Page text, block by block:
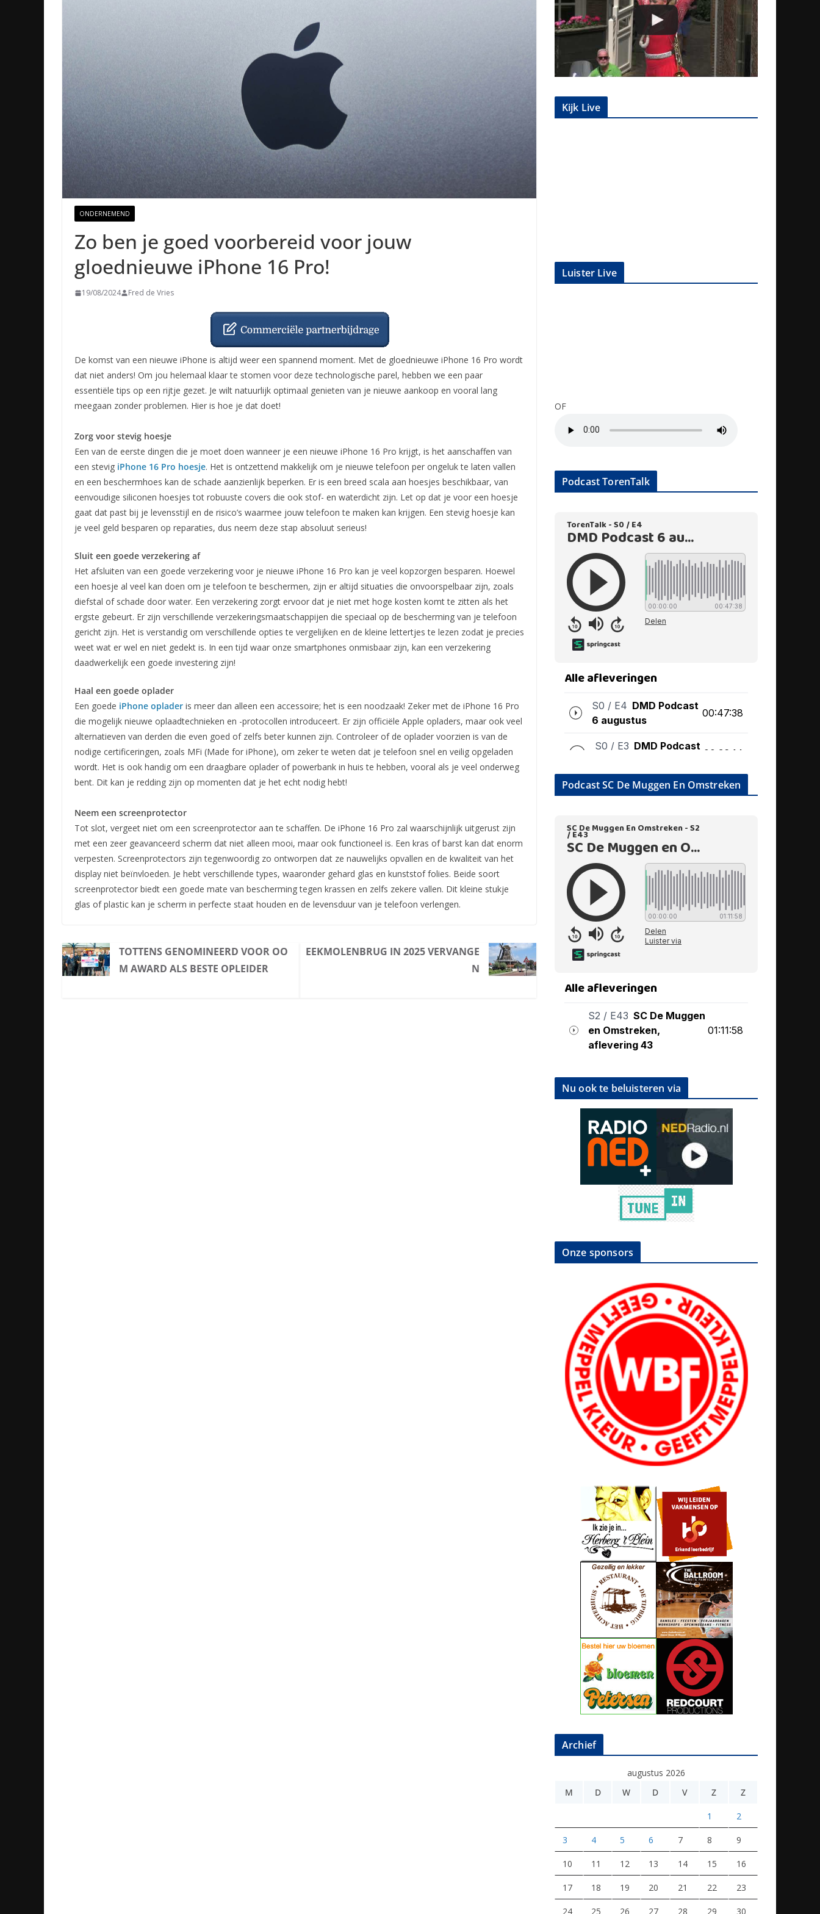
ONDERNEMEND
Zo ben je goed voorbereid voor jouw
gloednieuwe iPhone 16 Pro!
19/08/2024 Fred de Vries
De komst van een nieuwe iPhone is altijd weer een spannend moment. Met de gloednieuwe iPhone 16 Pro wordt
dat niet anders! Om jou helemaal klaar te stomen voor deze technologische parel, hebben we een paar
essentiële tips op een rijtje gezet. Je wilt natuurlijk optimaal genieten van je nieuwe aankoop en vooral lang
meegaan zonder problemen. Hier is hoe je dat doet!
Zorg voor stevig hoesje
Een van de eerste dingen die je moet doen wanneer je een nieuwe iPhone 16 Pro krijgt, is het aanschaffen van
een stevig iPhone 16 Pro hoesje. Het is ontzettend makkelijk om je nieuwe telefoon per ongeluk te laten vallen
en een beschermhoes kan de schade aanzienlijk beperken. Er is een breed scala aan hoesjes beschikbaar, van
eenvoudige siliconen hoesjes tot robuuste covers die ook stof- en waterdicht zijn. Let op dat je voor een hoesje
gaat dat past bij je levensstijl en de risico’s waarmee jouw telefoon te maken kan krijgen. Een stevig hoesje kan
je veel geld besparen op reparaties, dus neem deze stap absoluut serieus!
Sluit een goede verzekering af
Het afsluiten van een goede verzekering voor je nieuwe iPhone 16 Pro kan je veel kopzorgen besparen. Hoewel
een hoesje al veel kan doen om je telefoon te beschermen, zijn er altijd situaties die onvoorspelbaar zijn, zoals
diefstal of schade door water. Een verzekering zorgt ervoor dat je niet met hoge kosten komt te zitten als het
ergste gebeurt. Er zijn verschillende verzekeringsmaatschappijen die speciaal op de bescherming van je telefoon
gericht zijn. Het is verstandig om verschillende opties te vergelijken en de kleine lettertjes te lezen zodat je precies
weet wat er wel en niet gedekt is. In een tijd waar onze smartphones onmisbaar zijn, kan een verzekering
daadwerkelijk een goede investering zijn!
Haal een goede oplader
Een goede iPhone oplader is meer dan alleen een accessoire; het is een noodzaak! Zeker met de iPhone 16 Pro
die mogelijk nieuwe oplaadtechnieken en -protocollen introduceert. Er zijn officiële Apple opladers, maar ook veel
alternatieven van derden die even goed of zelfs beter kunnen zijn. Controleer of de oplader voorzien is van de
nodige certificeringen, zoals MFi (Made for iPhone), om zeker te weten dat je telefoon snel en veilig opgeladen
wordt. Het is ook handig om een draagbare oplader of powerbank in huis te hebben, vooral als je veel onderweg
bent. Dit kan je redding zijn op momenten dat je het echt nodig hebt!
Neem een screenprotector
Tot slot, vergeet niet om een screenprotector aan te schaffen. De iPhone 16 Pro zal waarschijnlijk uitgerust zijn
met een zeer geavanceerd scherm dat niet alleen mooi, maar ook functioneel is. Een kras of barst kan dat enorm
verpesten. Screenprotectors zijn tegenwoordig zo ontworpen dat ze nauwelijks opvallen en de kwaliteit van het
display niet beïnvloeden. Je hebt verschillende types, waaronder gehard glas en kunststof folies. Beide soort
screenprotector biedt een goede mate van bescherming tegen krassen en zelfs zekere vallen. Dit kleine stukje
glas of plastic kan je scherm in perfecte staat houden en de levensduur van je telefoon verlengen.
TOTTENS GENOMINEERD VOOR OO
M AWARD ALS BESTE OPLEIDER
EEKMOLENBRUG IN 2025 VERVANGE
N
Kijk Live
Luister Live
OF
Podcast TorenTalk
Podcast SC De Muggen En Omstreken
Nu ook te beluisteren via
Onze sponsors
Archief
augustus 2026
M
D W D V Z Z
1 2
3 4 5 6 7 8 9
10 11 12 13 14 15 16
17 18 19 20 21 22 23
24 25 26 27 28 29 30